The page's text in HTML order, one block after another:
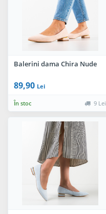
Balerini dama Chira Nude
89,90 Lei
În stoc 9 Lei